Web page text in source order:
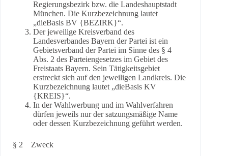
Regierungsbezirk bzw. die Landeshauptstadt
München. Die Kurzbezeichnung lautet
„dieBasis BV {BEZIRK}“.
Der jeweilige Kreisverband des
Landesverbandes Bayern der Partei ist ein
Gebietsverband der Partei im Sinne des § 4
Abs. 2 des Parteiengesetzes im Gebiet des
Freistaats Bayern. Sein Tätigkeitsgebiet
erstreckt sich auf den jeweiligen Landkreis. Die
Kurzbezeichnung lautet „dieBasis KV
{KREIS}“.
In der Wahlwerbung und im Wahlverfahren
dürfen jeweils nur der satzungsmäßige Name
oder dessen Kurzbezeichnung geführt werden.
§ 2 Zweck